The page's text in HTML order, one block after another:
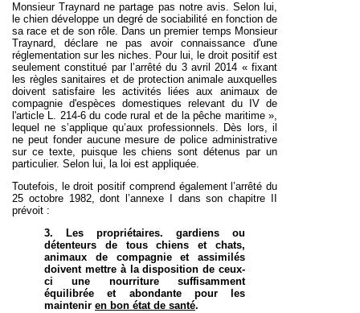
Monsieur Traynard ne partage pas notre avis. Selon lui,
le chien développe un degré de sociabilité en fonction de
sa race et de son rôle. Dans un premier temps Monsieur
Traynard, déclare ne pas avoir connaissance d'une
réglementation sur les niches. Pour lui, le droit positif est
seulement constitué par l’arrêté du 3 avril 2014 « fixant
les règles sanitaires et de protection animale auxquelles
doivent satisfaire les activités liées aux animaux de
compagnie d'espèces domestiques relevant du IV de
l'article L. 214-6 du code rural et de la pêche maritime »,
lequel ne s’applique qu’aux professionnels. Dès lors, il
ne peut fonder aucune mesure de police administrative
sur ce texte, puisque les chiens sont détenus par un
particulier. Selon lui, la loi est appliquée.
Toutefois, le droit positif comprend également l’arrêté du
25 octobre 1982, dont l’annexe I dans son chapitre II
prévoit :
3. Les propriétaires. gardiens ou
détenteurs de tous chiens et chats,
animaux de compagnie et assimilés
doivent mettre à la disposition de ceux-
ci une nourriture suffisamment
équilibrée et abondante pour les
maintenir en bon état de santé.